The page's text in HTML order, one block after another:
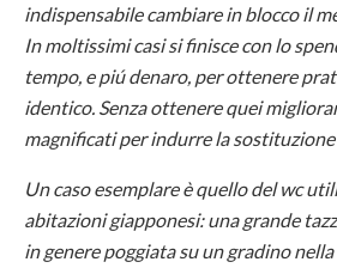
indispensabile cambiare in blocco il
In moltissimi casi si finisce con lo
tempo, e piú denaro, per ottenere
identico. Senza ottenere quei
magnificati per indurre la
Un caso esemplare è quello del wc
abitazioni giapponesi: una grande
in genere poggiata su un gradino nella